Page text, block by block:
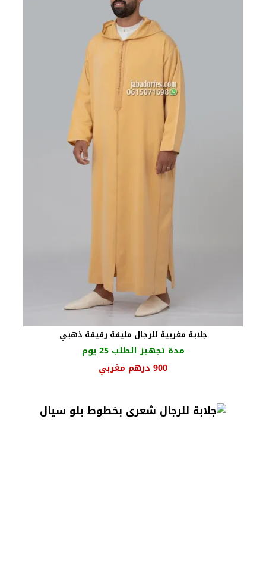
جلابة مغربية للرجال مليفة رقيقة ذهبي
مدة تجهيز الطلب 25 يوم
السعر
1000 درهم
مغربي.
900 درهم مغربي
900 درهم
مغربي.